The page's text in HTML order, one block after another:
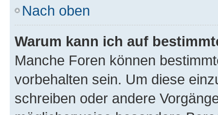
Nach oben
Warum kann ich auf
Manche Foren können
vorbehalten sein. Um diese
schreiben oder andere